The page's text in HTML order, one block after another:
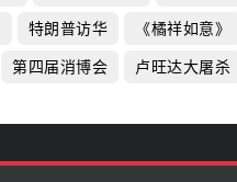
特朗普访华 《橘祥如意》
第四届消博会 卢旺达大屠杀